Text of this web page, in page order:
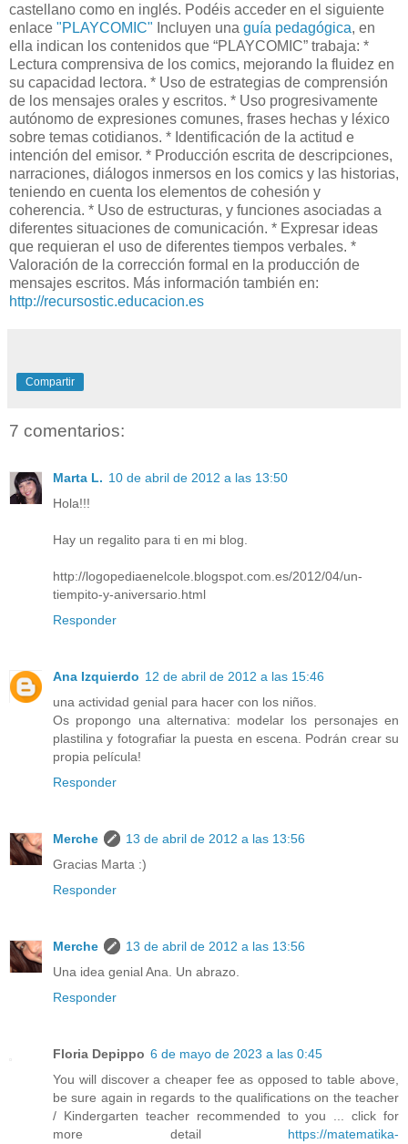
castellano como en inglés. Podéis acceder en el siguiente
enlace "PLAYCOMIC" Incluyen una guía pedagógica, en
ella indican los contenidos que “PLAYCOMIC” trabaja: *
Lectura comprensiva de los comics, mejorando la fluidez en
su capacidad lectora. * Uso de estrategias de comprensión
de los mensajes orales y escritos. * Uso progresivamente
autónomo de expresiones comunes, frases hechas y léxico
sobre temas cotidianos. * Identificación de la actitud e
intención del emisor. * Producción escrita de descripciones,
narraciones, diálogos inmersos en los comics y las historias,
teniendo en cuenta los elementos de cohesión y
coherencia. * Uso de estructuras, y funciones asociadas a
diferentes situaciones de comunicación. * Expresar ideas
que requieran el uso de diferentes tiempos verbales. *
Valoración de la corrección formal en la producción de
mensajes escritos. Más información también en:
http://recursostic.educacion.es
Compartir
7 comentarios:
Marta L. 10 de abril de 2012 a las 13:50
Hola!!!
Hay un regalito para ti en mi blog.
http://logopediaenelcole.blogspot.com.es/2012/04/un-
tiempito-y-aniversario.html
Responder
Ana Izquierdo 12 de abril de 2012 a las 15:46
una actividad genial para hacer con los niños.
Os propongo una alternativa: modelar los personajes en
plastilina y fotografiar la puesta en escena. Podrán crear su
propia película!
Responder
Merche
13 de abril de 2012 a las 13:56
Gracias Marta :)
Responder
Merche
13 de abril de 2012 a las 13:56
Una idea genial Ana. Un abrazo.
Responder
Floria Depippo 6 de mayo de 2023 a las 0:45
You will discover a cheaper fee as opposed to table above,
be sure again in regards to the qualifications on the teacher
/ Kindergarten teacher recommended to you ... click for
more detail https://matematika-